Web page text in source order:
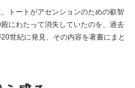
トートがアセンションのための叡智
にわたって消失していたのを、過去
世紀に発見、その内容を著書にまと